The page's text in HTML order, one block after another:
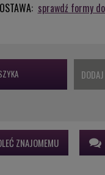
sprawdź formy
ZNAJOMEMU